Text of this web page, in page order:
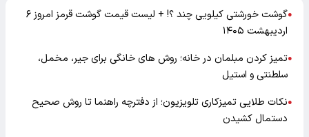
●
گوشت خورشتی کیلویی چند ؟! + لیست قیمت گوشت قرمز امروز ۶
اردیبهشت ۱۴۰۵
●تمیز کردن مبلمان در خانه؛ روش های خانگی برای جیر، مخمل،
سلطنتی و استیل
●نکات طلایی تمیزکاری تلویزیون؛ از دفترچه راهنما تا روش صحیح
دستمال کشیدن